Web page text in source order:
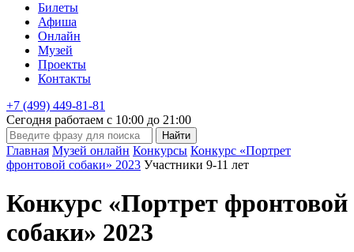
Билеты
Афиша
Онлайн
Музей
Проекты
Контакты
+7 (499) 449-81-81
Сегодня работаем с 10:00 до 21:00
Главная Музей онлайн Конкурсы Конкурс «Портрет
фронтовой собаки» 2023 Участники 9-11 лет
Конкурс «Портрет фронтовой
собаки» 2023